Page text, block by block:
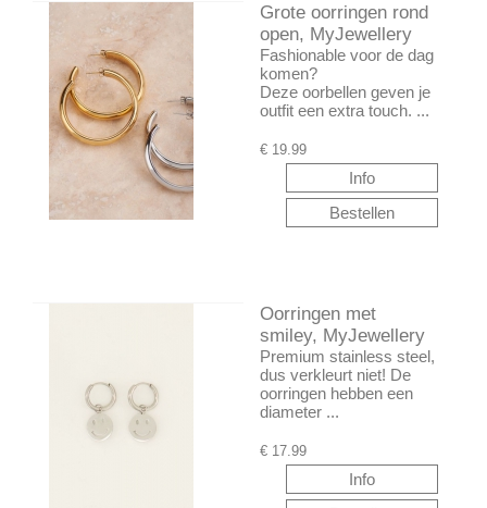
Grote oorringen rond
open, MyJewellery
Fashionable voor de dag
komen?
Deze oorbellen geven je
outfit een extra touch. ...
€ 19.99
Oorringen met
smiley, MyJewellery
Premium stainless steel,
dus verkleurt niet! De
oorringen hebben een
diameter ...
€ 17.99